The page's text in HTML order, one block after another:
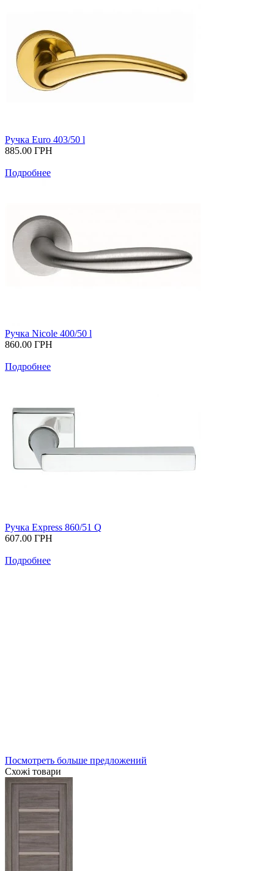
Ручка Euro 403/50 l
885.00 ГРН
Подробнее
Ручка Nicole 400/50 l
860.00 ГРН
Подробнее
Ручка Express 860/51 Q
607.00 ГРН
Подробнее
Посмотреть больше предложений
Схожі товари